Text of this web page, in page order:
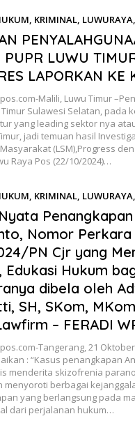
, KRIMINAL, LUWURAYA,
PUPR LUWU
LAPORKAN KE
Malili, Luwu Timur
Timur Sulawesi Selatan, pada
yang leading sektor nya
jadi temuan hasil
(LSM),Progress
Raya Pos (22/10/2024)…
, KRIMINAL, LUWURAYA,
Nomor Perkara
PN Cjr yang
Edukasi Hukum
dibela oleh
SH, SKom,
– FERADI
Tangerang, 21
: “Kasus penangkapan
menderita skizofrenia
menyoroti berbagai
yang berlangsung pada
dari perjalanan hukum…